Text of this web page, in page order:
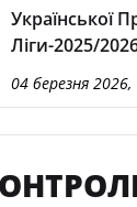
Української
Ліги-2025/
04 березня